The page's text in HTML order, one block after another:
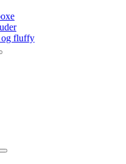
og fluffy